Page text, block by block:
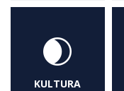
KULTURA